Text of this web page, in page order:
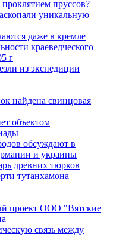
пруссов?
уникальную
даже в кремле
краеведческого
г
из экспедиции
найдена свинцовая
объектом
обсуждают в
и украины
древних тюрков
тутанхамона
проект ООО "Вятские
связь между